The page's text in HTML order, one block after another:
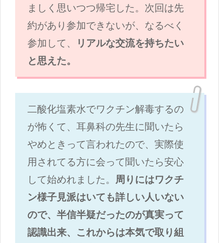
ましく思いつつ帰宅した。次回は先
約があり参加できないが、なるべく
参加して、
リアルな交流を持ちたい
と思えた。
二酸化塩素水でワクチン解毒するの
が怖くて、耳鼻科の先生に聞いたら
やめときって言われたので、実際使
用されてる方に会って聞いたら安心
して始めれました。
周りにはワクチ
ン様子見派はいても詳しい人いない
ので、半信半疑だったのが真実って
認識出来、これからは本気で取り組